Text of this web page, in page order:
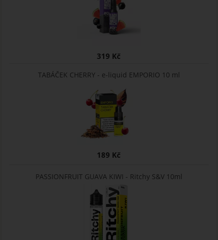
319 Kč
TABÁČEK CHERRY - e-liquid EMPORIO 10 ml
189 Kč
PASSIONFRUIT GUAVA KIWI - Ritchy S&V 10ml